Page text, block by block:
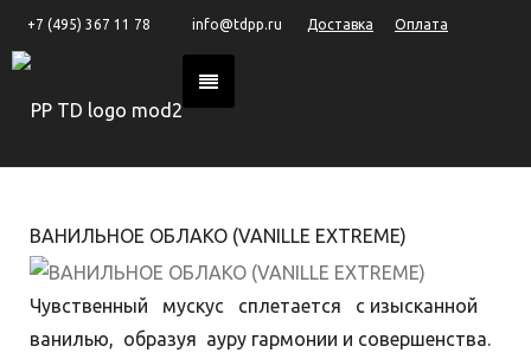
+7 (495) 367 11 78 info@tdpp.ru Доставка Оплата
ВАНИЛЬНОЕ ОБЛАКО (VANILLE EXTREME)
Чувственный мускус сплетается с изысканной
ванилью, образуя ауру гармонии и совершенства.